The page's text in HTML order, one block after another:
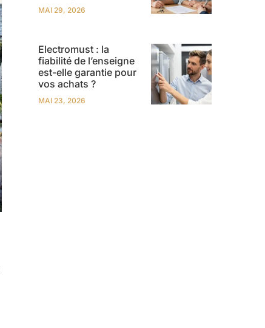
MAI 29, 2026
Electromust : la
fiabilité de l’enseigne
est-elle garantie pour
vos achats ?
MAI 23, 2026